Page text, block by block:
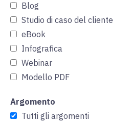
Blog
Studio di caso del cliente
eBook
Infografica
Webinar
Modello PDF
Argomento
Tutti gli argomenti